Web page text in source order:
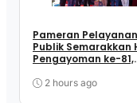
Pameran Pelayanan
Publik Semarakkan
Pengayoman ke-81,
Dekatkan Layanan ke
2 hours ago